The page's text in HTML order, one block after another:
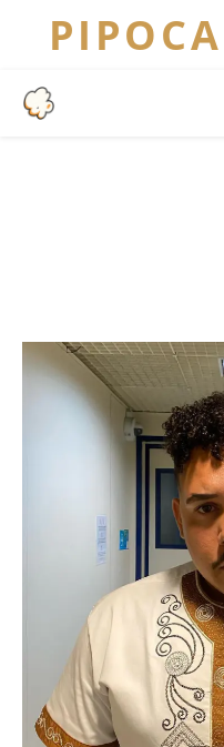
PIPOCA